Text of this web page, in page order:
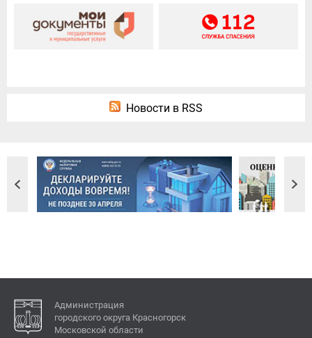
Новости в RSS
Администрация
городского округа Красногорск
Московской области